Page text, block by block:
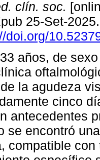
clín. soc.
25-Set-
doi.org/
años, de
la agudeza
cinco
antecedentes
se encontró
compatible